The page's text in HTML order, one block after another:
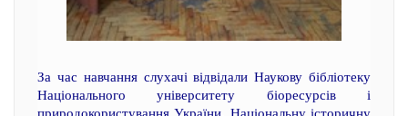
За час навчання слухачі відвідали Наукову бібліотеку
Національного університету біоресурсів і